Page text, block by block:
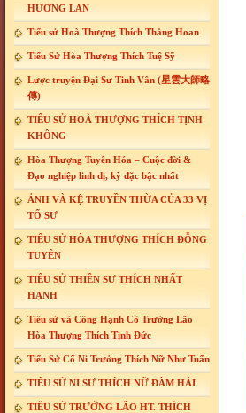
HƯƠNG LAN
Tiểu sử Hoà Thượng Thích Thắng Hoan
Tiểu Sử Hòa Thượng Thích Tuệ Sỹ
Lược truyện Đại Sư Tinh Vân (星雲大師略
傳)
TIỂU SỬ HOÀ THƯỢNG THÍCH TỊNH
KHÔNG
Hòa Thượng Tuyên Hóa – Cuộc đời &
Đạo nghiệp linh dị, kỳ đặc bậc nhất
ẢNH VÀ KỆ TRUYỀN THỪA CỦA 33 VỊ
TỔ SƯ
TIỂU SỬ HÒA THƯỢNG THÍCH ĐỖNG
TUYÊN
TIỂU SỬ THIỀN SƯ THÍCH NHẤT
HẠNH
Tiểu sử và Công Hạnh Cố Trưởng Lão
Hòa Thượng Thích Tịnh Đức
Tiểu Sử Cố Ni Trưởng Thích Nữ Như Tuấn
TIỂU SỬ NI SƯ THÍCH NỮ ĐÀM HẢI
TIỂU SỬ TRƯỞNG LÃO HT. THÍCH